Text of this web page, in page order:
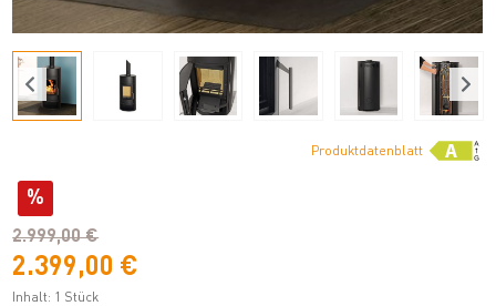
Produktdatenblatt
%
2.999,00 €
2.399,00 €
Inhalt: 1 Stück